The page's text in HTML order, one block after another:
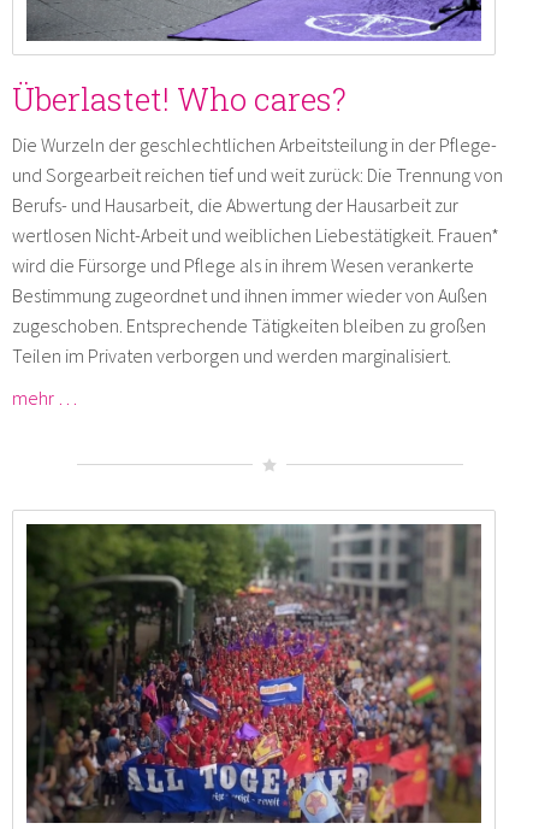
Überlastet! Who cares?
Die Wurzeln der geschlechtlichen Arbeitsteilung in der Pflege-
und Sorgearbeit reichen tief und weit zurück: Die Trennung von
Berufs- und Hausarbeit, die Abwertung der Hausarbeit zur
wertlosen Nicht-Arbeit und weiblichen Liebestätigkeit. Frauen*
wird die Fürsorge und Pflege als in ihrem Wesen verankerte
Bestimmung zugeordnet und ihnen immer wieder von Außen
zugeschoben. Entsprechende Tätigkeiten bleiben zu großen
Teilen im Privaten verborgen und werden marginalisiert.
mehr …